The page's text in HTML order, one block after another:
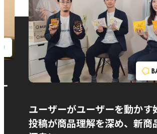
ユーザーがユーザーを動かす
投稿が商品理解を深め、新商